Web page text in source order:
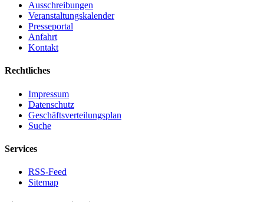
Ausschreibungen
Veranstaltungskalender
Presseportal
Anfahrt
Kontakt
Rechtliches
Impressum
Datenschutz
Geschäftsverteilungsplan
Suche
Services
RSS-Feed
Sitemap